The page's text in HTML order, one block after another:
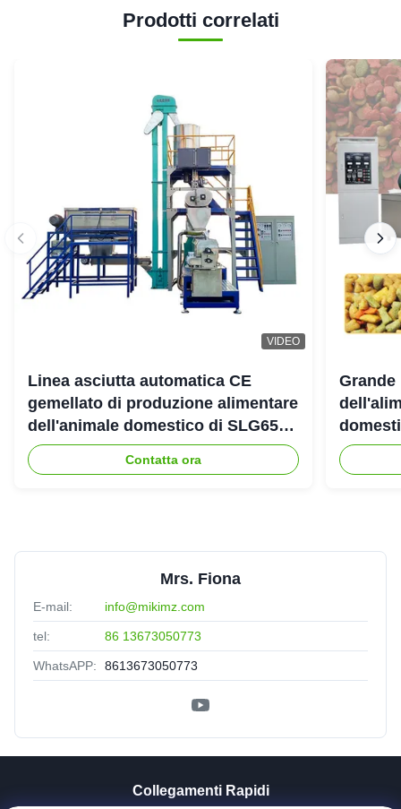
Prodotti correlati
VIDEO
Linea asciutta automatica CE
gemellato di produzione alimentare
dell'animale domestico di SLG65
SLG70 dell'estrusore a vite di
parallelo
Contatta ora
Grande
Mrs. Fiona
E-mail: info@mikimz.com
tel: 86 13673050773
WhatsAPP: 8613673050773
Collegamenti Rapidi